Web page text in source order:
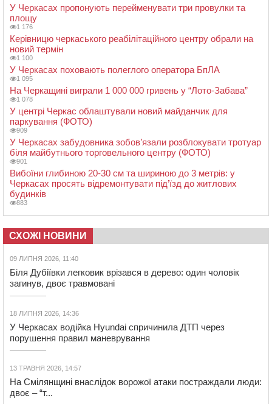
У Черкасах пропонують перейменувати три провулки та
площу
1 176
Керівницю черкаського реабілітаційного центру обрали на
новий термін
1 100
У Черкасах поховають полеглого оператора БпЛА
1 095
На Черкащині виграли 1 000 000 гривень у “Лото-Забава”
1 078
У центрі Черкас облаштували новий майданчик для
паркування (ФОТО)
909
У Черкасах забудовника зобов’язали розблокувати тротуар
біля майбутнього торговельного центру (ФОТО)
901
Вибоїни глибиною 20-30 см та шириною до 3 метрів: у
Черкасах просять відремонтувати під’їзд до житлових
будинків
883
СХОЖІ НОВИНИ
09 ЛИПНЯ 2026, 11:40
Біля Дубіївки легковик врізався в дерево: один чоловік
загинув, двоє травмовані
18 ЛИПНЯ 2026, 14:36
У Черкасах водійка Hyundai спричинила ДТП через
порушення правил маневрування
13 ТРАВНЯ 2026, 14:57
На Смілянщині внаслідок ворожої атаки постраждали люди:
двоє – “т...